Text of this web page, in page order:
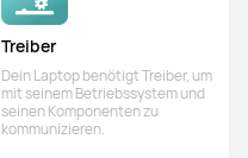
Treiber
Dein Laptop benötigt Treiber, um
mit seinem Betriebssystem und
seinen Komponenten zu
kommunizieren.